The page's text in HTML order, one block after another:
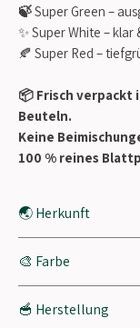
🍃Super Green –
✨ Super White –
🍂 Super Red –
📦 Frisch
Beuteln.
Keine
100 % reines
🌏 Herkunft
🎨 Farbe
Sorte
🥣 Herstellung